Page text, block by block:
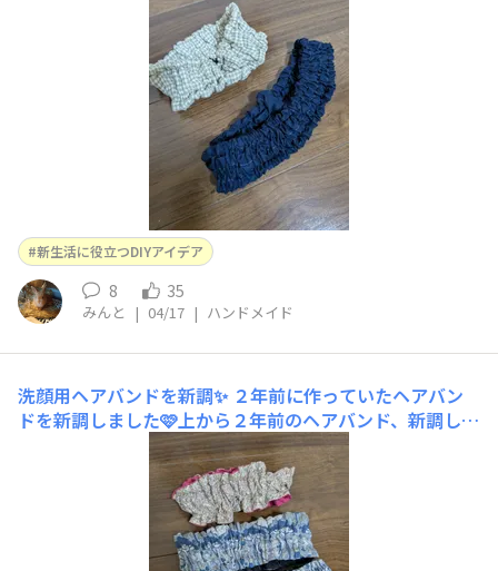
新生活に役立つDIYアイデア
8 35
みんと | 04/17 | ハンドメイド
洗顔用ヘアバンドを新調✨ ２年前に作っていたヘアバン
ドを新調しました🩷上から２年前のヘアバンド、新調した
がサイズを間違え小さくて使いにくいヘアバンド💧、今度
こそは！の気合いを込めて作ったちょうどいいサイズのヘ
アバンド✨２年前はゴムを３本通していたところ、今回は
4本通したので、クシュクシュが可愛らしくなったかしら